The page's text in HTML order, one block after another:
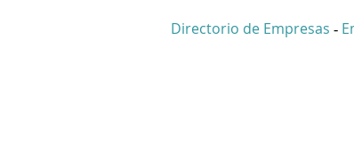
Directorio de Empresas -